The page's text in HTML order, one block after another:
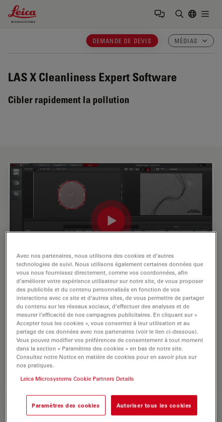
Leica Microsystems Logo
DEMANDE DE DEVIS MÉDIAS
LAS X Cleanliness Expert Software
Cibler rapidement la pollution
Interface utilisateur logicielle
En savoir plus sur l’interface utilisateur du logiciel
Cleanliness Expert. Vous verrez que cette interface
logicielle est facile à utiliser et peut s’adapter
rapidement à vos besoins. La vidéo montre aussi
comment effectuer des annotations et des mesures, un
échantillonnage multiple de filtres et…
Avec nos partenaires, nous utilisons des cookies et d’autres
technologies de suivi. Nous utilisons également certaines données que
vous nous fournissez directement, comme vos coordonnées, afin
d’améliorer votre expérience utilisateur sur notre site, de vous proposer
des publicités et du contenu personnalisés en fonction de vos
interactions avec ce site et d’autres sites, de vous permettre de partager
du contenu sur les réseaux sociaux, d’effectuer des analyses et de
mesurer l’efficacité de nos campagnes publicitaires. En cliquant sur «
Accepter tous les cookies », vous consentez à leur utilisation et au
partage de ces données avec nos partenaires (voir le lien ci-dessous).
Vous pouvez modifier vos préférences de consentement à tout moment
dans la section « Paramètres des cookies » en bas de notre site.
Consultez notre Notice en matière de cookies pour en savoir plus sur
nos pratiques.
Leica Microsystems Cookie Partners Details
Paramètres des cookies Autoriser tous les cookies